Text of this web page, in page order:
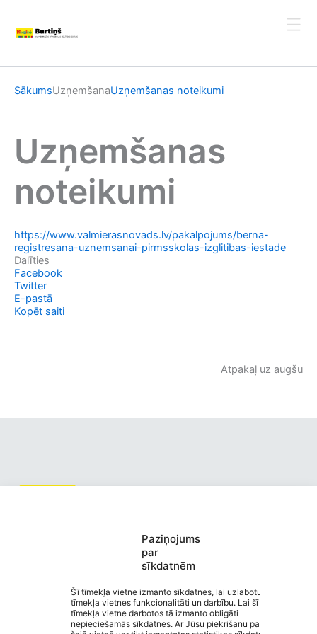
Paziņojums
par
sīkdatnēm
Šī tīmekļa vietne izmanto sīkdatnes, lai uzlabotu
tīmekļa vietnes funkcionalitāti un darbību. Lai šī
tīmekļa vietne darbotos tā izmanto obligāti
nepieciešamās sīkdatnes. Ar Jūsu piekrišanu papildus
content
SākumsUzņemšanaUzņemšanas noteikumi
Uzņemšanas
noteikumi
https://www.valmierasnovads.lv/pakalpojums/berna-
registresana-uznemsanai-pirmsskolas-izglitibas-iestade
Dalīties
Facebook
Twitter
E-pastā
Kopēt saiti
Atpakaļ uz augšu
Valmiermuižas pirmsskolas
izglītības iestāde “Burtiņš”